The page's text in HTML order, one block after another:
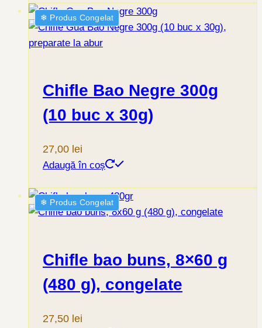
❄︎ Produs Congelat
Chifle Bao Negre 300g
(10 buc x 30g)
27,00 lei
Adaugă în coș
❄︎ Produs Congelat
Chifle bao buns, 8×60 g
(480 g), congelate
27,50 lei